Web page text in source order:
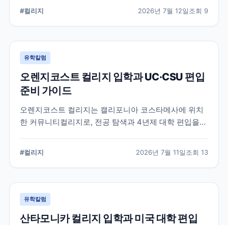
정리했습니다.
#컬리지 2026년 7월 12일조회 9
유학칼럼
오렌지코스트 컬리지 입학과 UC·CSU 편입
준비 가이드
오렌지코스트 컬리지는 캘리포니아 코스타메사에 위치
한 커뮤니티컬리지로, 전공 탐색과 4년제 대학 편입을
#컬리지 2026년 7월 11일조회 13
유학칼럼
산타모니카 컬리지 입학과 미국 대학 편입